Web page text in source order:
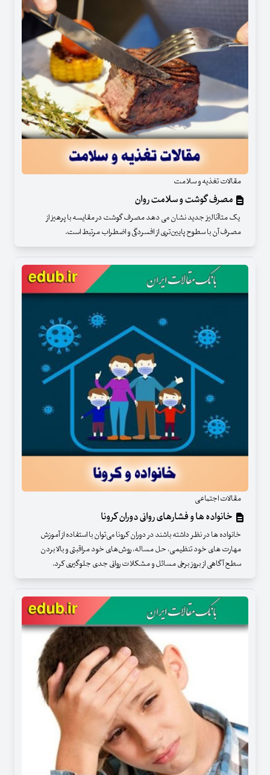
مقالات تغذیه و سلامت
مصرف گوشت و سلامت روان
یک متاآنالیز جدید نشان می دهد مصرف گوشت در مقایسه با پرهیز از
مصرف آن با سطوح پایین‌تری از افسردگی و اضطراب مرتبط است.
مقالات اجتماعی
خانواده ها و فشارهای روانی دوران کرونا
خانواده ها در نظر داشته باشند در دوران کرونا می‌توان با استفاده از آموزش
مهارت‌ های خود تنظیمی، حل مساله، روش‌های خود مراقبتی و بالا بردن
سطح آگاهی از بروز برخی مسائل و مشکلات روانی جدی جلوگیری کرد.